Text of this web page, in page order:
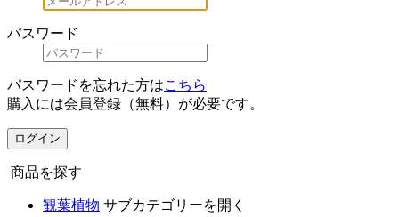
パスワード
パスワードを忘れた方はこちら
購入には会員登録（無料）が必要です。
ログイン
商品を探す
観葉植物 サブカテゴリーを開く